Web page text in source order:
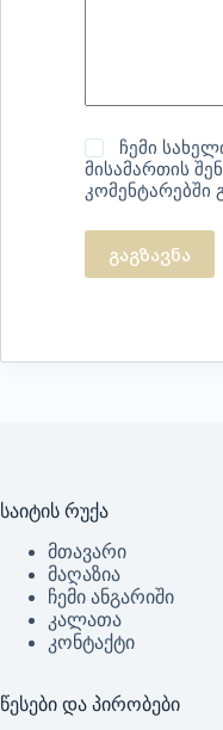
ჩემი
მისამართის
კომენტარებში
გაგზავნა
საიტის რუქა
მთავარი
მაღაზია
ჩემი ანგარიში
კალათა
კონტაქტი
წესები და პირობები